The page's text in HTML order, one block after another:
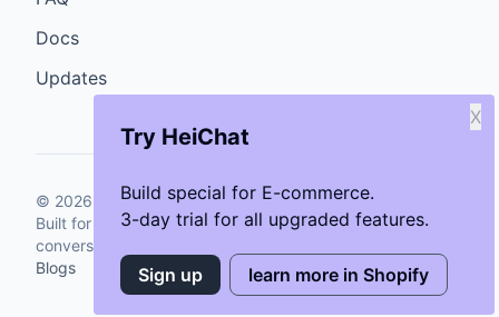
Try HeiChat
Build special for E-commerce.
3-day trial for all upgraded features.
X
Sign up learn more in Shopify
Docs
Updates
© 2026 GenCybers Inc. All rights reserved.
Built for storefronts that want faster answers and cleaner
conversions.
Blogs